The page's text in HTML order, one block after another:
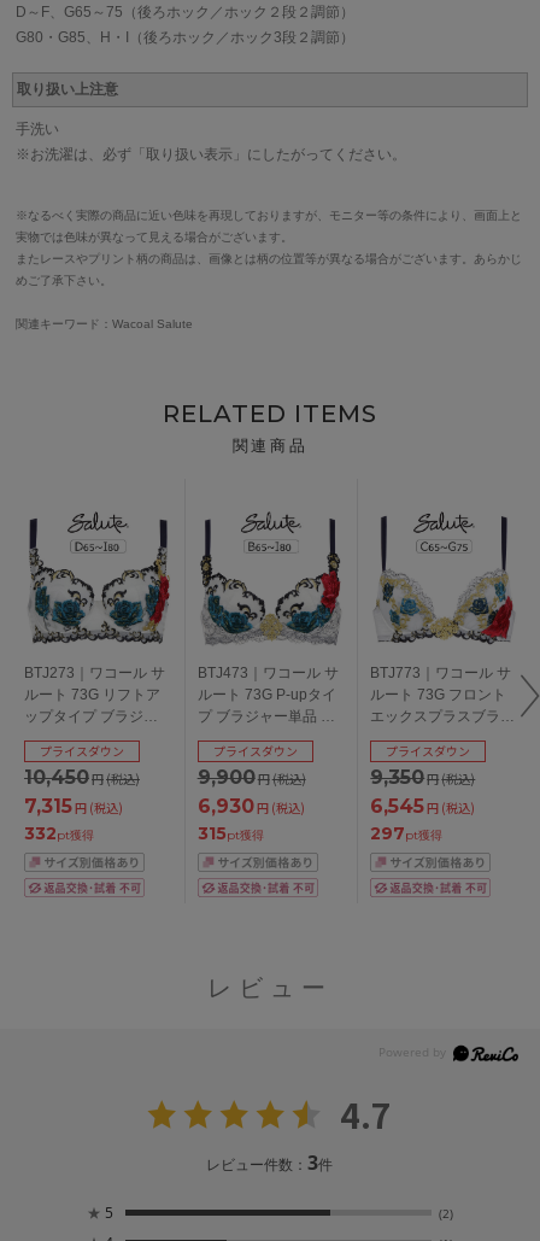
D～F、G65～75（後ろホック／ホック２段２調節）
G80・G85、H・I（後ろホック／ホック3段２調節）
取り扱い上注意
手洗い
※お洗濯は、必ず「取り扱い表示」にしたがってください。
※なるべく実際の商品に近い色味を再現しておりますが、モニター等の条件により、画面上と
実物では色味が異なって見える場合がございます。
またレースやプリント柄の商品は、画像とは柄の位置等が異なる場合がございます。あらかじ
めご了承下さい。
関連キーワード：Wacoal Salute
RELATED ITEMS
関連商品
BTJ273｜ワコール サ
ルート 73G リフトア
ップタイプ ブラジャ
ー単品 全3色 D-I/65-
85
10,450円(税込)
プライスダウン
7,315円 (税込)
332pt獲得
BTJ473｜ワコール サ
ルート 73G P-upタイ
プ ブラジャー単品 全4
色 B-I/65-85
9,900円(税込)
プライスダウン
6,930円 (税込)
315pt獲得
BTJ773｜ワコール サ
ルート 73G フロント
エックスプラスブラ
ブラジャー単品 全4色
C-G/65-75
9,350円(税込)
プライスダウン
6,545円 (税込)
297pt獲得
レビュー
4.7
レビュー件数：3件
★ 5 (2)